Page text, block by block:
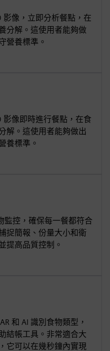
影像，立即分析餐點，在
分解。這使用者能夠做
營養標準。
影像即時進行餐點，在食
解。這使用者能夠做出
養標準。
監控，確保每一餐都符合
捉簡報、份量大小和衛
提高品質控制。
和 AI 識別食物類型，
結帳工具。非常適合大
它可以在幾秒鐘內實現